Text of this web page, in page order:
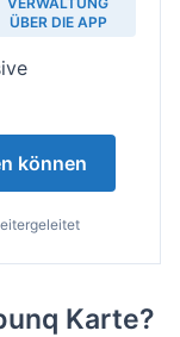
ÜBER DIE APP
können
Karte?